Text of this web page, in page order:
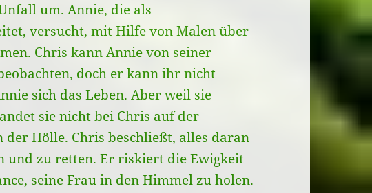
um. Annie, die als
versucht, mit Hilfe von Malen über
Chris kann Annie von seiner
doch er kann ihr nicht
sich das Leben. Aber weil sie
sie nicht bei Chris auf der
Hölle. Chris beschließt, alles daran
und zu retten. Er riskiert die Ewigkeit
seine Frau in den Himmel zu holen.